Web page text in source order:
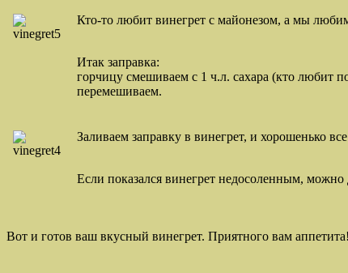
Кто-то любит винегрет с майонезом, а мы
Итак заправка:
горчицу смешиваем с 1 ч.л. сахара (кто любит
перемешиваем.
Заливаем заправку в винегрет, и хорошенько
Если показался винегрет недосоленным,
Вот и готов ваш вкусный винегрет. Приятного вам аппетита!